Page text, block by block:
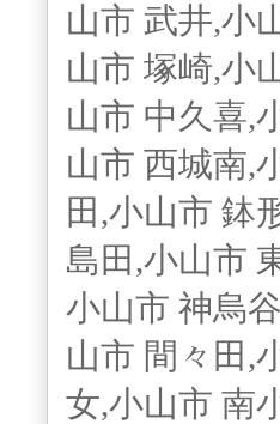
山市 武井,小
山市 塚崎,小
山市 中久喜,
山市 西城南,
田,小山市 鉢
島田,小山市
小山市 神烏
山市 間々田,
女,小山市 南